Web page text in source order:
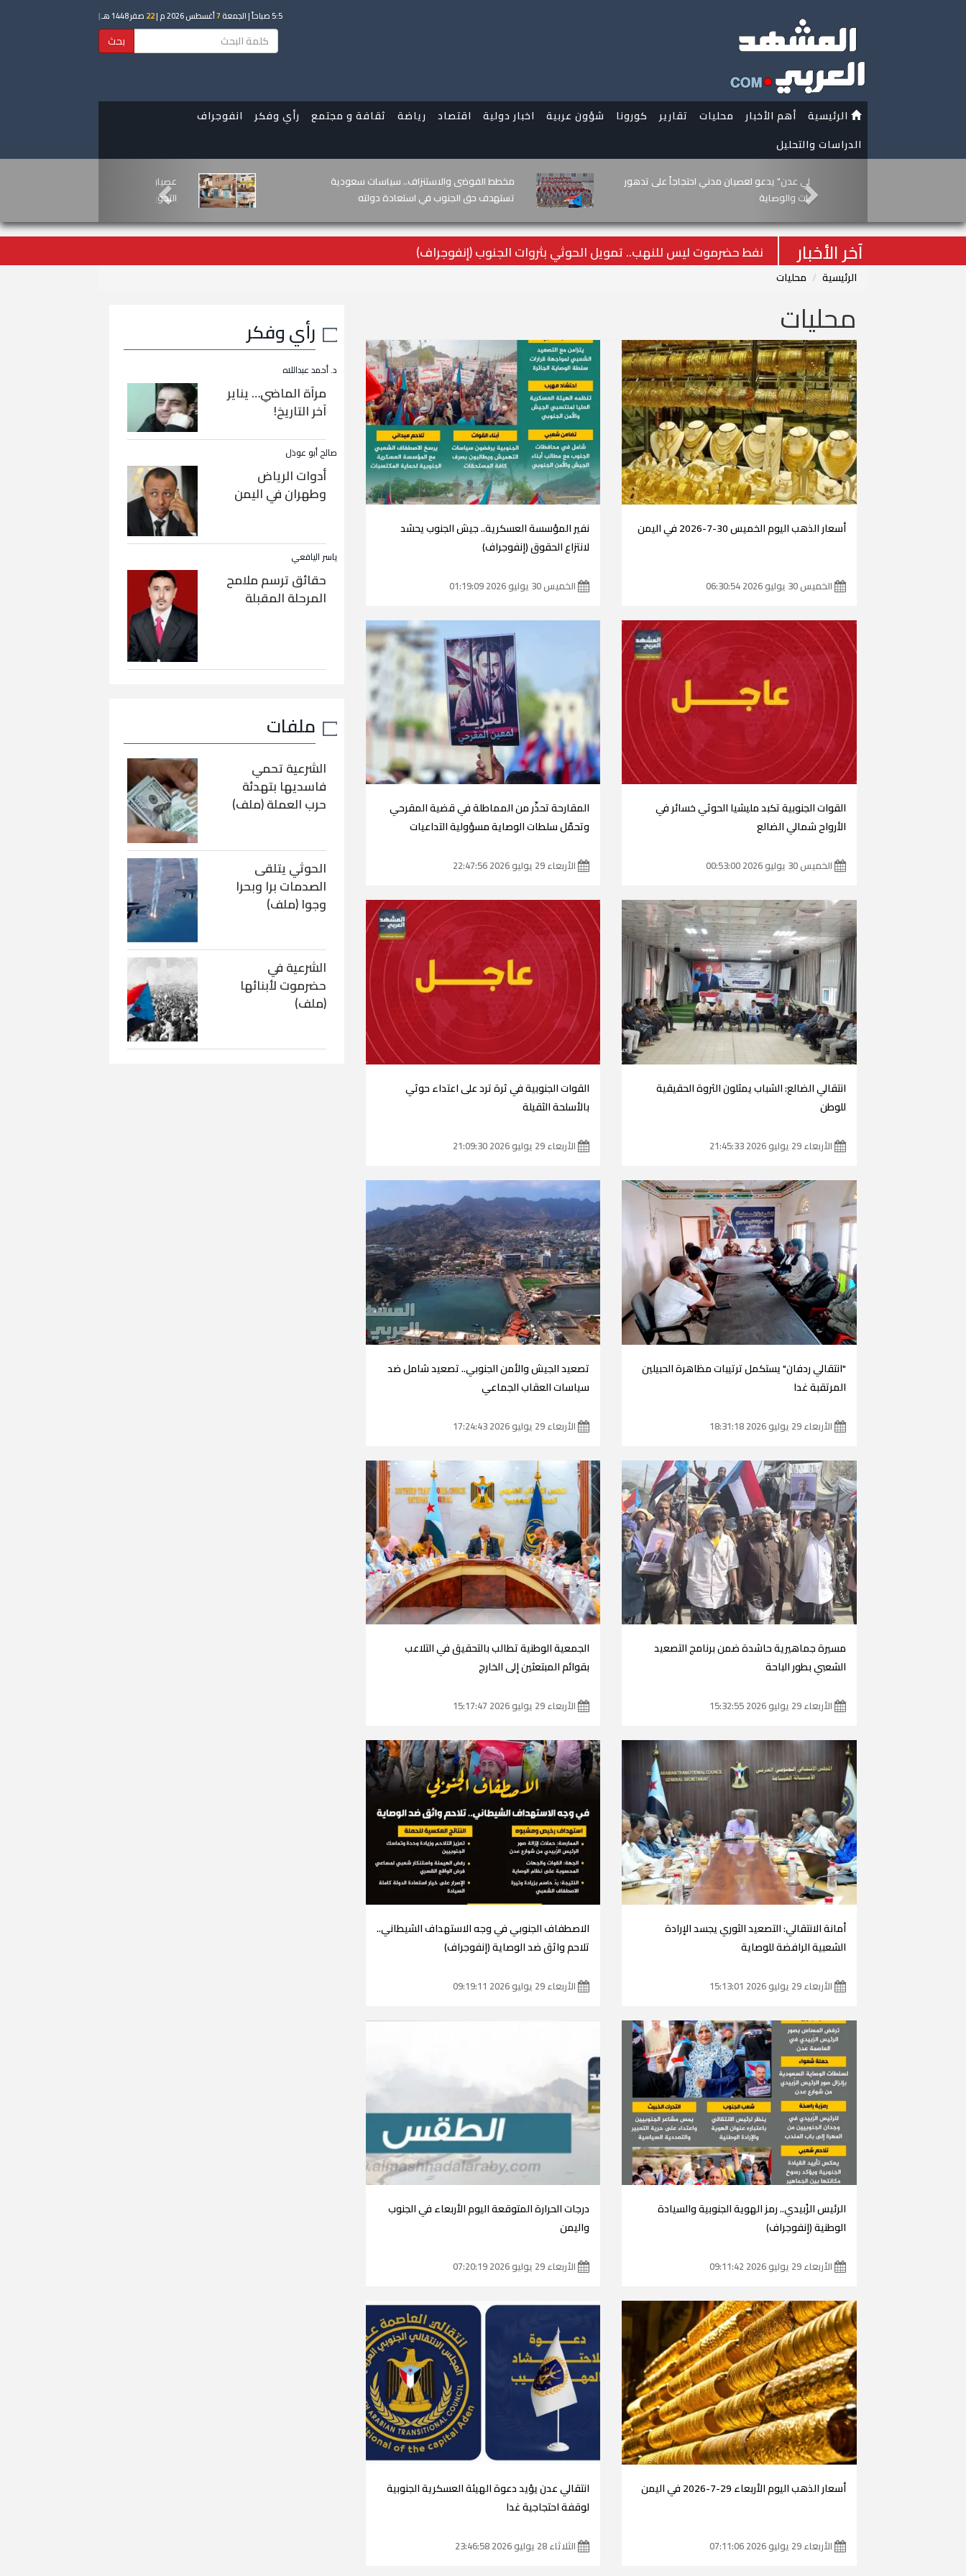
5:5 صباحاً | الجمعة7أغسطس 2026 م | 22 صفر 1448 هـ |
بحث
الرئيسية أهم الأخبار محليات تقارير كورونا شؤون عربية اخبار دولية اقتصاد رياضة ثقافة و مجتمع رأي وفكر
انفوجراف
الدراسات والتحليل
نفط حضرموت ليس للنهب.. تمويل الحوثي بثروات
"انتقالي عدن" يدعو لعصيان مدني احتجاجاً على تدهور
الخدمات والوصاية
آخر الأخبار نفط حضرموت ليس للنهب.. تمويل الحوثي بثروات الجنوب (إنفوجراف)
الرئيسية محليات
محليات
أسعار الذهب اليوم الخميس 30-7-2026 في اليمن
الخميس 30 يوليو 2026 06:30:54
نفير المؤسسة العسكرية.. جيش الجنوب يحشد
لانتزاع الحقوق (إنفوجراف)
الخميس 30 يوليو 2026 01:19:09
القوات الجنوبية تكبد مليشيا الحوثي خسائر في
الأرواح شمالي الضالع
الخميس 30 يوليو 2026 00:53:00
المقارحة تحذّر من المماطلة في قضية المقرحي
وتحمّل سلطات الوصاية مسؤولية التداعيات
الأربعاء 29 يوليو 2026 22:47:56
انتقالي الضالع: الشباب يمثلون الثروة الحقيقية
للوطن
الأربعاء 29 يوليو 2026 21:45:33
القوات الجنوبية في ثرة ترد على اعتداء حوثي
بالأسلحة الثقيلة
الأربعاء 29 يوليو 2026 21:09:30
"انتقالي ردفان" يستكمل ترتيبات مظاهرة الحبيلين
المرتقبة غدا
الأربعاء 29 يوليو 2026 18:31:18
تصعيد الجيش والأمن الجنوبي.. تصعيد شامل ضد
سياسات العقاب الجماعي
الأربعاء 29 يوليو 2026 17:24:43
مسيرة جماهيرية حاشدة ضمن برنامج التصعيد
الشعبي بطور الباحة
الأربعاء 29 يوليو 2026 15:32:55
الجمعية الوطنية تطالب بالتحقيق في التلاعب
بقوائم المبتعثين إلى الخارج
الأربعاء 29 يوليو 2026 15:17:47
أمانة الانتقالي: التصعيد الثوري يجسد الإرادة
الشعبية الرافضة للوصاية
الأربعاء 29 يوليو 2026 15:13:01
الاصطفاف الجنوبي في وجه الاستهداف الشيطاني..
تلاحم واثق ضد الوصاية (إنفوجراف)
الأربعاء 29 يوليو 2026 09:19:11
الرئيس الزُبيدي.. رمز الهوية الجنوبية والسيادة
الوطنية (إنفوجراف)
الأربعاء 29 يوليو 2026 09:11:42
درجات الحرارة المتوقعة اليوم الأربعاء في الجنوب
واليمن
الأربعاء 29 يوليو 2026 07:20:19
أسعار الذهب اليوم الأربعاء 29-7-2026 في اليمن
الأربعاء 29 يوليو 2026 07:11:06
انتقالي عدن يؤيد دعوة الهيئة العسكرية الجنوبية
لوقفة احتجاجية غدا
الثلاثاء 28 يوليو 2026 23:46:58
رأي وفكر
د. أحمد عبداللاه
مرآة الماضي… يناير
آخر التاريخ!
صالح أبو عوذل
أدوات الرياض
وطهران في اليمن
ياسر اليافعي
حقائق ترسم ملامح
المرحلة المقبلة
ملفات
الشرعية تحمي
فاسديها بتهدئة
حرب العملة (ملف)
الحوثي يتلقى
الصدمات برا وبحرا
وجوا (ملف)
الشرعية في
حضرموت لأبنائها
(ملف)